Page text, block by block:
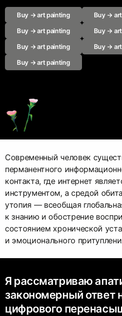
Buy → art painting
Buy →
Buy → art painting
Buy →
Buy → art painting
Buy →
Buy → art painting
Современный человек
перманентного
контакта, где интернет
инструментом, а средой
утопия — всеобщая
к знанию и обострение
состоянием хронической
и эмоционального
Я рассматриваю
закономерный ответ
цифрового